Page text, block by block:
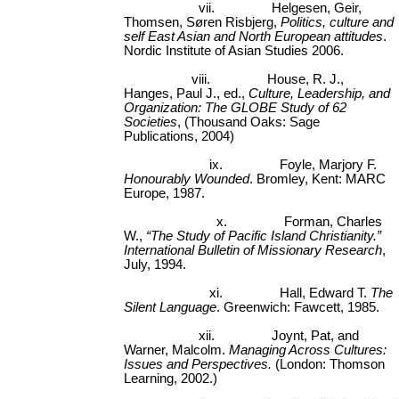
vii.
Helgesen, Geir,
Thomsen, Søren Risbjerg,Politics, culture and
self East Asian and North European attitudes.
Nordic Institute of Asian Studies 2006.
viii.
House, R. J.,
Hanges, Paul J., ed.,Culture, Leadership, and
Organization: The GLOBE Study of 62
Societies, (Thousand Oaks: Sage
Publications, 2004)
ix.
Foyle, Marjory F.
Honourably Wounded. Bromley, Kent: MARC
Europe, 1987.
x.
Forman, Charles
W., “The Study of Pacific Island Christianity.”
International Bulletin of Missionary Research,
July, 1994.
xi.
Hall, Edward T. The
Silent Language. Greenwich: Fawcett, 1985.
xii.Joynt, Pat, and
Warner, Malcolm.Managing Across Cultures:
Issues and Perspectives. (London: Thomson
Learning, 2002.)